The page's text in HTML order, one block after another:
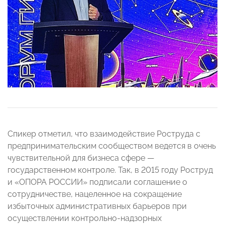
Спикер отметил, что взаимодействие Роструда с
предпринимательским сообществом ведется в очень
чувствительной для бизнеса сфере —
государственном контроле. Так, в 2015 году Роструд
и «ОПОРА РОССИИ» подписали соглашение о
сотрудничестве, нацеленное на сокращение
избыточных административных барьеров при
осуществлении контрольно-надзорных